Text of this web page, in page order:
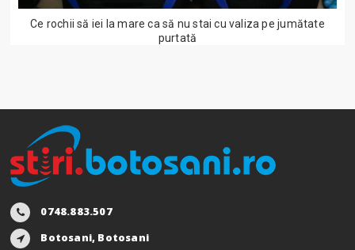
Ce rochii să iei la mare ca să nu stai cu valiza pe jumătate
purtată
0748.883.507
Botosani, Botosani